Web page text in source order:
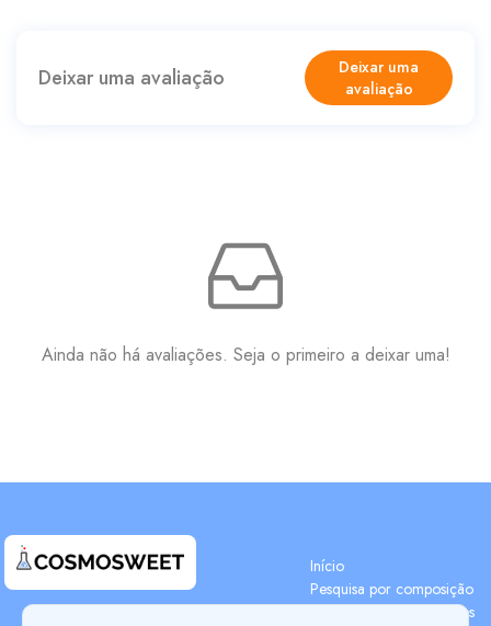
Deixar uma avaliação
Deixar uma
avaliação
Ainda não há avaliações. Seja o primeiro a deixar uma!
Início
Pesquisa por composição
Pesquisa de componentes